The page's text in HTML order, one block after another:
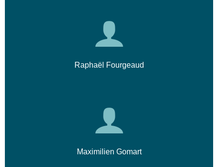
Raphaël Fourgeaud
Maximilien Gomart